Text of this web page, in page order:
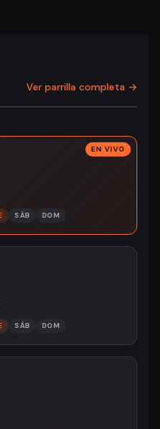
Ver parrilla completa →
SÁB DOM
SÁB DOM